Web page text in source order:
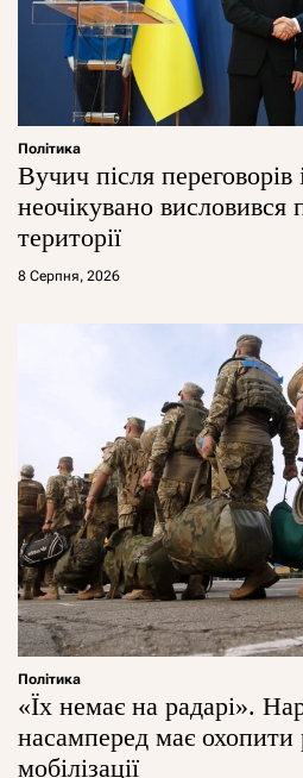
Політика
Вучич після переговорів
неочікувано висловився
території
8 Серпня, 2026
Політика
«Їх немає на радарі».
насамперед має
мобілізації